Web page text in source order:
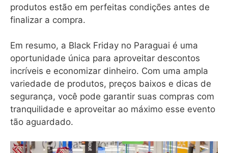
produtos estão em perfeitas condições antes de
finalizar a compra.
Em resumo, a Black Friday no Paraguai é uma
oportunidade única para aproveitar descontos
incríveis e economizar dinheiro. Com uma ampla
variedade de produtos, preços baixos e dicas de
segurança, você pode garantir suas compras com
tranquilidade e aproveitar ao máximo esse evento
tão aguardado.